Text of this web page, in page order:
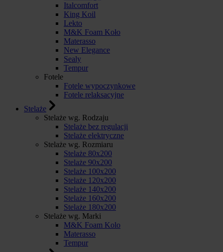
Italcomfort
King Koil
Lekto
M&K Foam Koło
Materasso
New Elegance
Sealy
Tempur
Fotele
Fotele wypoczynkowe
Fotele relaksacyjne
Stelaże
Stelaże wg. Rodzaju
Stelaże bez regulacji
Stelaże elektryczne
Stelaże wg. Rozmiaru
Stelaże 80x200
Stelaże 90x200
Stelaże 100x200
Stelaże 120x200
Stelaże 140x200
Stelaże 160x200
Stelaże 180x200
Stelaże wg. Marki
M&K Foam Kolo
Materasso
Tempur